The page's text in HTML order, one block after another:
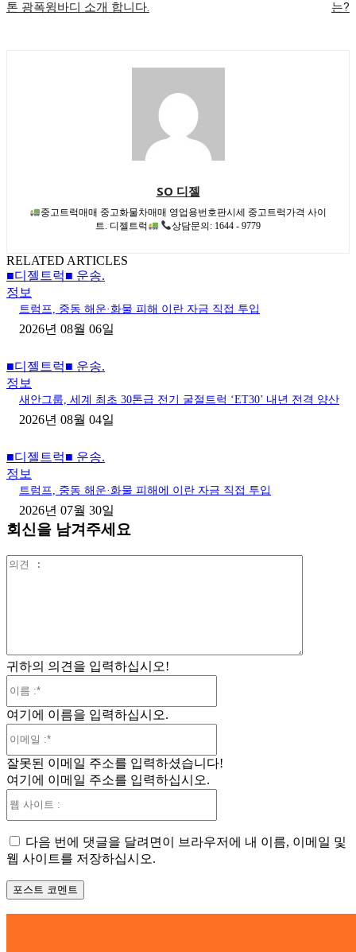
톤 광폭윙바디 소개 합니다. 는?
SO 디젤
중고트럭매매 중고화물차매매 영업용번호판시세 중고트럭가격 사이
트. 디젤트럭
상담문의: 1644 - 9779
RELATED ARTICLES
■디젤트럭■ 운송.
정보
트럼프, 중동 해운·화물 피해 이란 자금 직접 투입
2026년 08월 06일
■디젤트럭■ 운송.
정보
새안그룹, 세계 최초 30톤급 전기 굴절트럭 ‘ET30’ 내년 전격 양산
2026년 08월 04일
■디젤트럭■ 운송.
정보
트럼프, 중동 해운·화물 피해에 이란 자금 직접 투입
2026년 07월 30일
회신을 남겨주세요
귀하의 의견을 입력하십시오!
여기에 이름을 입력하십시오.
일
잘못된 이메일 주소를 입력하셨습니다!
여기에 이메일 주소를 입력하십시오.
트
다음 번에 댓글을 달려면이 브라우저에 내 이름, 이메일 및
웹 사이트를 저장하십시오.